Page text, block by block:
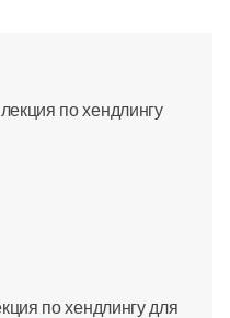
по хендлингу для